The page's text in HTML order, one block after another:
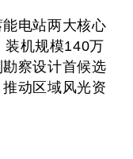
电站两大核心
装机规模140万
察设计首候选
动区域风光资